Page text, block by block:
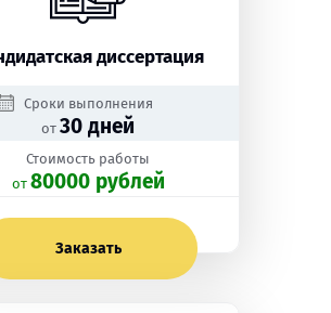
диссертация
Сроки выполнения
от 30 дней
Стоимость работы
oт 80000 рублей
Заказать